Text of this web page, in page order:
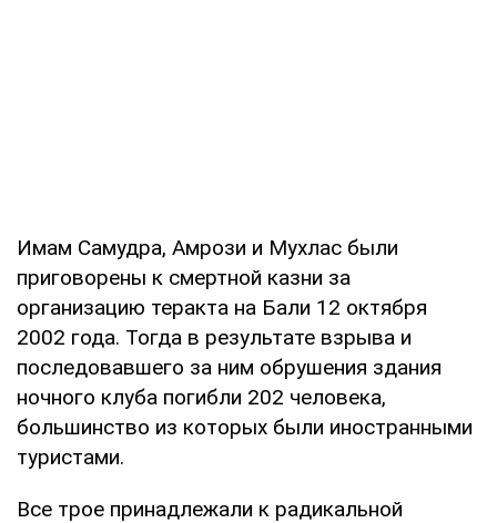
Имам Самудра, Амрози и Мухлас были
приговорены к смертной казни за
организацию теракта на Бали 12 октября
2002 года. Тогда в результате взрыва и
последовавшего за ним обрушения здания
ночного клуба погибли 202 человека,
большинство из которых были иностранными
туристами.
Все трое принадлежали к радикальной